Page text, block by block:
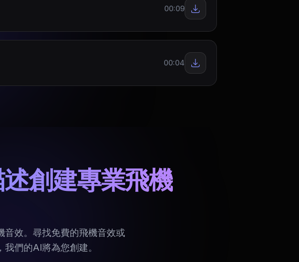
00:09
00:04
創建專業飛機
效。尋找免費的飛機音效或
們的AI將為您創建。